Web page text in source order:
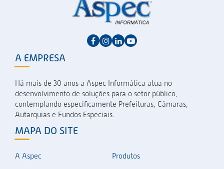
A EMPRESA
Há mais de 30 anos a Aspec Informática atua no
desenvolvimento de soluções para o setor público,
contemplando especificamente Prefeituras, Câmaras,
Autarquias e Fundos Especiais.
MAPA DO SITE
A Aspec
Produtos